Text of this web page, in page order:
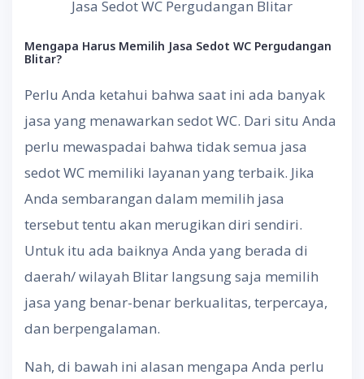
Jasa Sedot WC Pergudangan Blitar
Mengapa Harus Memilih Jasa Sedot WC Pergudangan
Blitar?
Perlu Anda ketahui bahwa saat ini ada banyak
jasa yang menawarkan sedot WC. Dari situ Anda
perlu mewaspadai bahwa tidak semua jasa
sedot WC memiliki layanan yang terbaik. Jika
Anda sembarangan dalam memilih jasa
tersebut tentu akan merugikan diri sendiri.
Untuk itu ada baiknya Anda yang berada di
daerah/ wilayah Blitar langsung saja memilih
jasa yang benar-benar berkualitas, terpercaya,
dan berpengalaman.
Nah, di bawah ini alasan mengapa Anda perlu